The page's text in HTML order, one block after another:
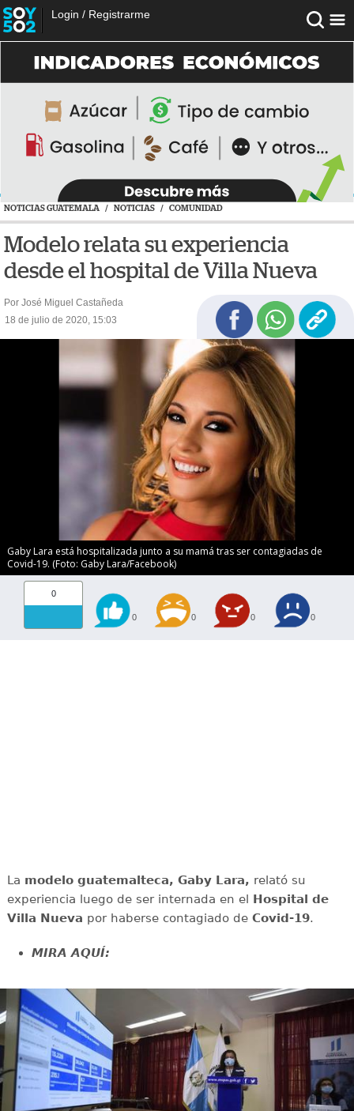
Login / Registrarme
NOTICIAS GUATEMALA / NOTICIAS / COMUNIDAD
Modelo relata su experiencia
desde el hospital de Villa Nueva
Por José Miguel Castañeda
18 de julio de 2020, 15:03
Gaby Lara está hospitalizada junto a su mamá tras ser contagiadas de
Covid-19. (Foto: Gaby Lara/Facebook)
0
0 0 0 0
La modelo guatemalteca, Gaby Lara, relató su
experiencia luego de ser internada en el Hospital de
Villa Nueva por haberse contagiado de Covid-19.
MIRA AQUÍ: